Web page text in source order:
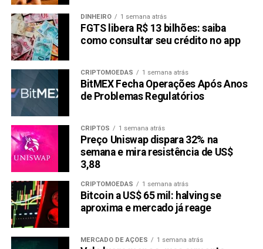
DINHEIRO 1 semana atrás
FGTS libera R$ 13 bilhões: saiba
como consultar seu crédito no app
CRIPTOMOEDAS 1 semana atrás
BitMEX Fecha Operações Após Anos
de Problemas Regulatórios
CRIPTOS 1 semana atrás
Preço Uniswap dispara 32% na
semana e mira resistência de US$
3,88
CRIPTOMOEDAS 1 semana atrás
Bitcoin a US$ 65 mil: halving se
aproxima e mercado já reage
MERCADO DE AÇÕES 1 semana atrás